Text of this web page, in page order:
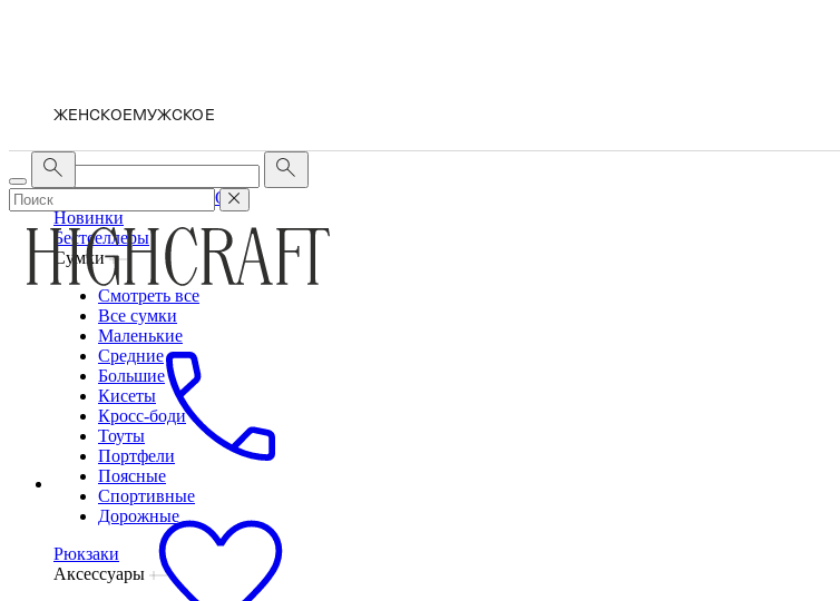
ЖЕНСКОЕ МУЖСКОЕ
МУЖСКОЕ
Новинки
Бестселлеры
Сумки
Смотреть все
Все сумки
Маленькие
Средние
Большие
Кисеты
Кросс-боди
Тоуты
Портфели
Поясные
Спортивные
Дорожные
Рюкзаки
Аксессуары